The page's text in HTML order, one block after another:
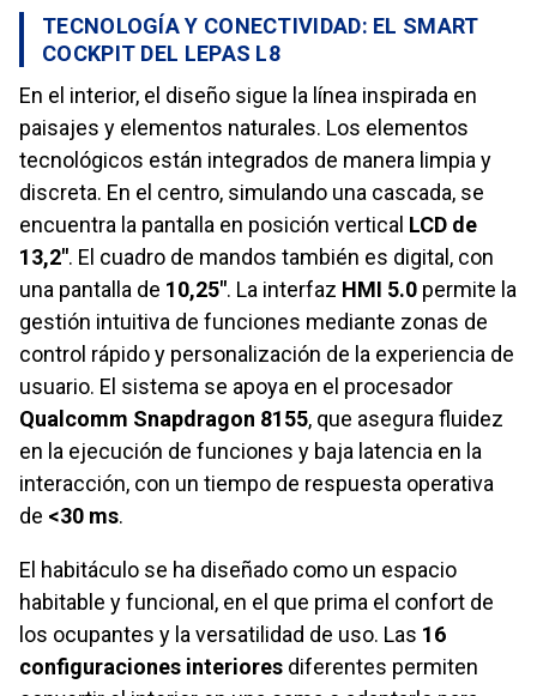
TECNOLOGÍA Y CONECTIVIDAD: EL SMART
COCKPIT DEL LEPAS L8
En el interior, el diseño sigue la línea inspirada en
paisajes y elementos naturales. Los elementos
tecnológicos están integrados de manera limpia y
discreta. En el centro, simulando una cascada, se
encuentra la pantalla en posición vertical LCD de
13,2". El cuadro de mandos también es digital, con
una pantalla de 10,25". La interfaz HMI 5.0 permite la
gestión intuitiva de funciones mediante zonas de
control rápido y personalización de la experiencia de
usuario. El sistema se apoya en el procesador
Qualcomm Snapdragon 8155, que asegura fluidez
en la ejecución de funciones y baja latencia en la
interacción, con un tiempo de respuesta operativa
de <30 ms.
El habitáculo se ha diseñado como un espacio
habitable y funcional, en el que prima el confort de
los ocupantes y la versatilidad de uso. Las 16
configuraciones interiores diferentes permiten